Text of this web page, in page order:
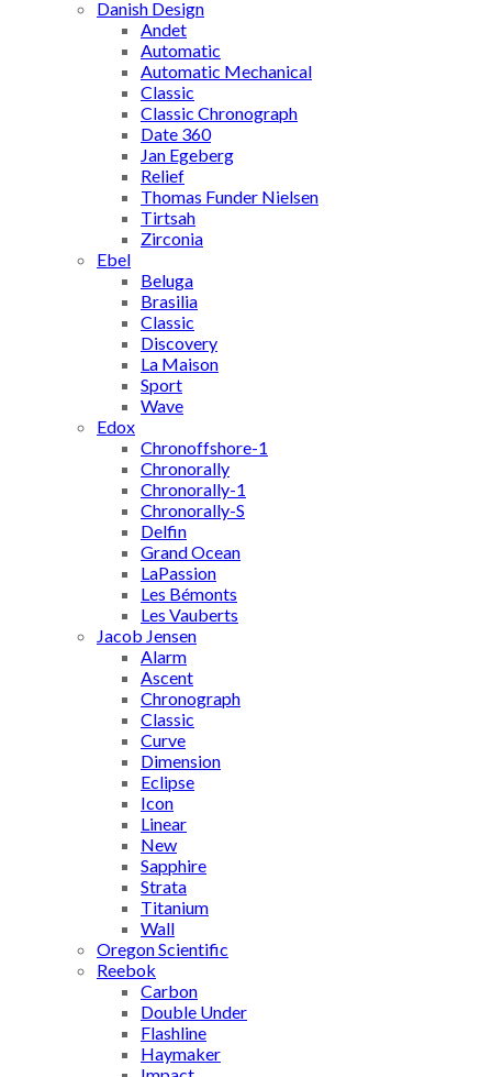
Danish Design
Andet
Automatic
Automatic Mechanical
Classic
Classic Chronograph
Date 360
Jan Egeberg
Relief
Thomas Funder Nielsen
Tirtsah
Zirconia
Ebel
Beluga
Brasilia
Classic
Discovery
La Maison
Sport
Wave
Edox
Chronoffshore-1
Chronorally
Chronorally-1
Chronorally-S
Delfin
Grand Ocean
LaPassion
Les Bémonts
Les Vauberts
Jacob Jensen
Alarm
Ascent
Chronograph
Classic
Curve
Dimension
Eclipse
Icon
Linear
New
Sapphire
Strata
Titanium
Wall
Oregon Scientific
Reebok
Carbon
Double Under
Flashline
Haymaker